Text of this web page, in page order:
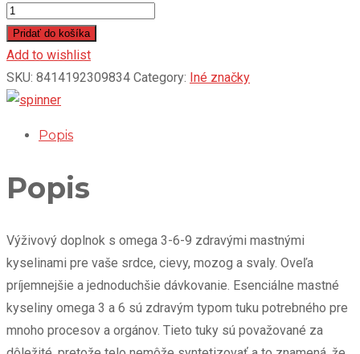
WDE
-
OMEGA
3
Superiors
kapsúl
Pridať do košíka
Add to wishlist
SKU: 8414192309834 Category: Iné značky
Popis
Popis
Výživový doplnok s omega 3-6-9 zdravými mastnými
kyselinami pre vaše srdce, cievy, mozog a svaly. Oveľa
príjemnejšie a jednoduchšie dávkovanie. Esenciálne mastné
kyseliny omega 3 a 6 sú zdravým typom tuku potrebného pre
mnoho procesov a orgánov. Tieto tuky sú považované za